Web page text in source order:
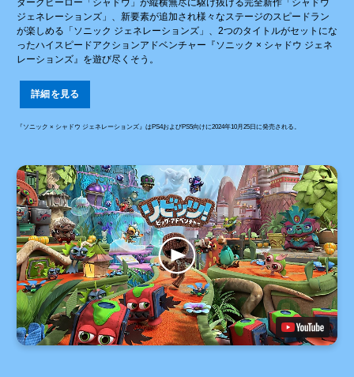
ジェネレーションズ」、新要素が追加され様々なステージのスピードラン
が楽しめる「ソニック ジェネレーションズ」、2つのタイトルがセットにな
ったハイスピードアクションアドベンチャー『ソニック × シャドウ ジェネ
レーションズ』を遊び尽くそう。
詳細を見る
『ソニック × シャドウ ジェネレーションズ』はPS4およびPS5向けに2024年10月25日に発売される。